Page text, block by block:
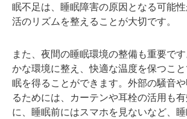
眠不足は、睡眠障害の原因となる可能
活のリズムを整えることが大切です。
また、夜間の睡眠環境の整備も重要で
かな環境に整え、快適な温度を保つこ
眠を得ることができます。外部の騒音
るためには、カーテンや耳栓の活用も
に、睡眠前にはスマホを見ないなど、